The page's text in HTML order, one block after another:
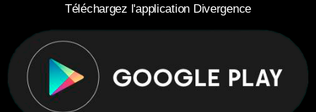
Téléchargez l'application Divergence